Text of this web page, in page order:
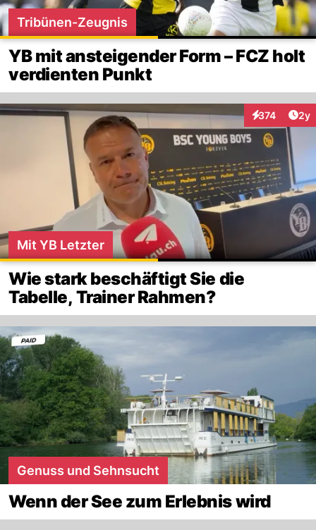
Tribünen-Zeugnis
YB mit ansteigender Form – FCZ holt
verdienten Punkt
374
Interaktionen
2y
Mit YB Letzter
Wie stark beschäftigt Sie die
Tabelle, Trainer Rahmen?
Genuss und Sehnsucht
Wenn der See zum Erlebnis wird